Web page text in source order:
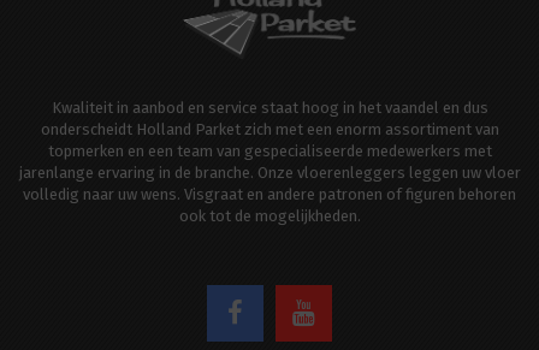
Kwaliteit in aanbod en service staat hoog in het vaandel en dus
onderscheidt Holland Parket zich met een enorm assortiment van
topmerken en een team van gespecialiseerde medewerkers met
jarenlange ervaring in de branche. Onze vloerenleggers leggen uw vloer
volledig naar uw wens. Visgraat en andere patronen of figuren behoren
ook tot de mogelijkheden.